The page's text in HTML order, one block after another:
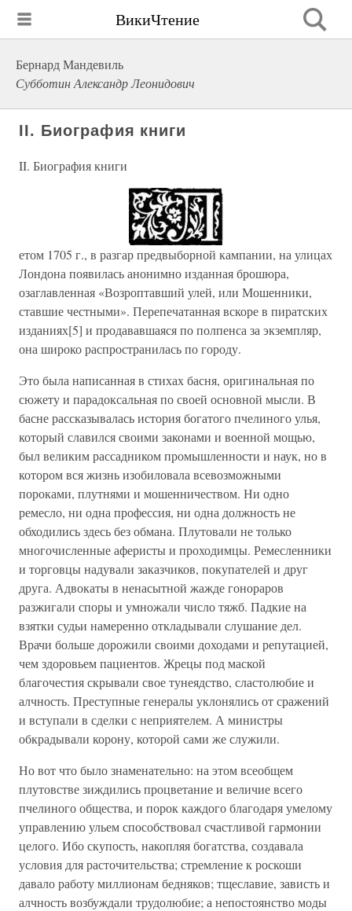
ВикиЧтение
Бернард Мандевиль
Субботин Александр Леонидович
II. Биография книги
II. Биография книги
етом 1705 г., в разгар предвыборной кампании, на улицах
Лондона появилась анонимно изданная брошюра,
озаглавленная «Возроптавший улей, или Мошенники,
ставшие честными». Перепечатанная вскоре в пиратских
изданиях[5] и продававшаяся по полпенса за экземпляр,
она широко распространилась по городу.
Это была написанная в стихах басня, оригинальная по
сюжету и парадоксальная по своей основной мысли. В
басне рассказывалась история богатого пчелиного улья,
который славился своими законами и военной мощью,
был великим рассадником промышленности и наук, но в
котором вся жизнь изобиловала всевозможными
пороками, плутнями и мошенничеством. Ни одно
ремесло, ни одна профессия, ни одна должность не
обходились здесь без обмана. Плутовали не только
многочисленные аферисты и проходимцы. Ремесленники
и торговцы надували заказчиков, покупателей и друг
друга. Адвокаты в ненасытной жажде гонораров
разжигали споры и умножали число тяжб. Падкие на
взятки судьи намеренно откладывали слушание дел.
Врачи больше дорожили своими доходами и репутацией,
чем здоровьем пациентов. Жрецы под маской
благочестия скрывали свое тунеядство, сластолюбие и
алчность. Преступные генералы уклонялись от сражений
и вступали в сделки с неприятелем. А министры
обкрадывали корону, которой сами же служили.
Но вот что было знаменательно: на этом всеобщем
плутовстве зиждились процветание и величие всего
пчелиного общества, и порок каждого благодаря умелому
управлению ульем способствовал счастливой гармонии
целого. Ибо скупость, накопляя богатства, создавала
условия для расточительства; стремление к роскоши
давало работу миллионам бедняков; тщеславие, зависть и
алчность возбуждали трудолюбие; а непостоянство моды